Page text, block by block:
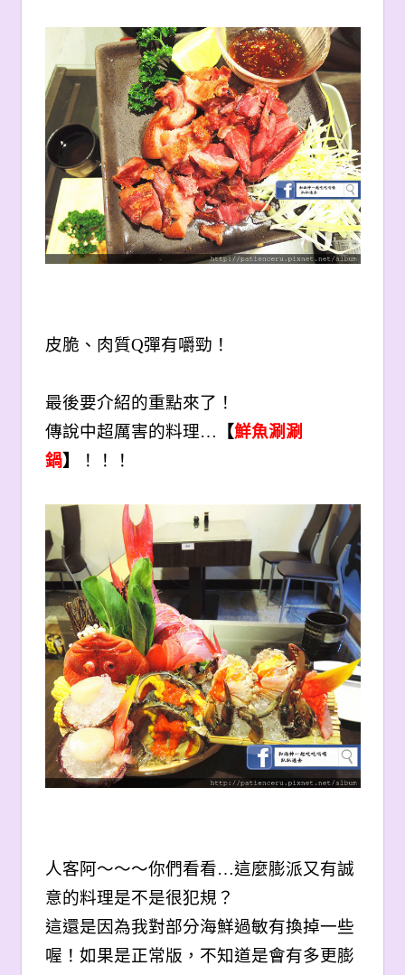
皮脆、肉質Q彈有嚼勁！
最後要介紹的重點來了！
傳說中超厲害的料理… 【鮮魚涮涮
鍋】 ！！！
人客阿～～～你們看看…這麼膨派又有誠
意的料理是不是很犯規？
這還是因為我對部分海鮮過敏有換掉一些
喔！如果是正常版，不知道是會有多更膨